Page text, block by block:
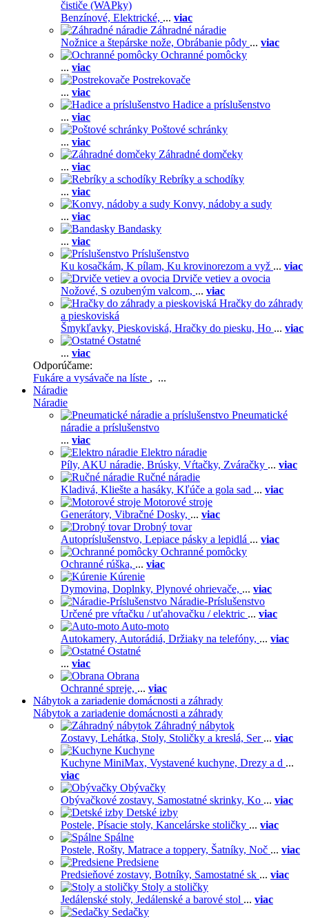
čističe (WAPky)
Benzínové, Elektrické, ... viac
Záhradné náradie
Nožnice a štepárske nože, Obrábanie pôdy ... viac
Ochranné pomôcky
... viac
Postrekovače
... viac
Hadice a príslušenstvo
... viac
Poštové schránky
... viac
Záhradné domčeky
... viac
Rebríky a schodíky
... viac
Konvy, nádoby a sudy
... viac
Bandasky
... viac
Príslušenstvo
Ku kosačkám, K pílam, Ku krovinorezom a vyž ... viac
Drviče vetiev a ovocia
Nožové, S ozubeným valcom, ... viac
Hračky do záhrady
a pieskoviská
Šmykľavky, Pieskoviská, Hračky do piesku, Ho ... viac
Ostatné
... viac
Odporúčame:
Fukáre a vysávače na líste , ...
Náradie
Náradie
Pneumatické
náradie a príslušenstvo
... viac
Elektro náradie
Píly, AKU náradie, Brúsky, Vŕtačky, Zváračky ... viac
Ručné náradie
Kladivá, Kliešte a hasáky, Kľúče a gola sad ... viac
Motorové stroje
Generátory, Vibračné Dosky, ... viac
Drobný tovar
Autopríslušenstvo, Lepiace pásky a lepidlá ... viac
Ochranné pomôcky
Ochranné rúška, ... viac
Kúrenie
Dymovina, Doplnky, Plynové ohrievače, ... viac
Náradie-Príslušenstvo
Určené pre vŕtačku / uťahovačku / elektric ... viac
Auto-moto
Autokamery, Autorádiá, Držiaky na telefóny, ... viac
Ostatné
... viac
Obrana
Ochranné spreje, ... viac
Nábytok a zariadenie domácnosti a záhrady
Nábytok a zariadenie domácnosti a záhrady
Záhradný nábytok
Zostavy, Lehátka, Stoly, Stoličky a kreslá, Ser ... viac
Kuchyne
Kuchyne MiniMax, Vystavené kuchyne, Drezy a d ...
viac
Obývačky
Obývačkové zostavy, Samostatné skrinky, Ko ... viac
Detské izby
Postele, Písacie stoly, Kancelárske stoličky ... viac
Spálne
Postele, Rošty, Matrace a toppery, Šatníky, Noč ... viac
Predsiene
Predsieňové zostavy, Botníky, Samostatné sk ... viac
Stoly a stoličky
Jedálenské stoly, Jedálenské a barové stol ... viac
Sedačky